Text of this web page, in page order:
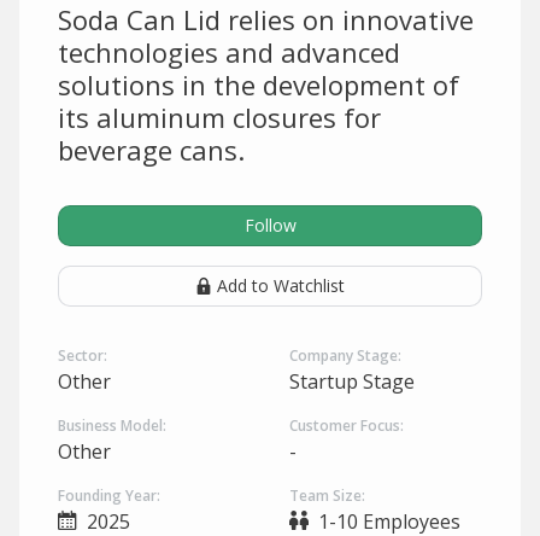
Soda Can Lid relies on innovative
technologies and advanced
solutions in the development of
its aluminum closures for
beverage cans.
Follow
Add to Watchlist
Sector:
Other
Company Stage:
Startup Stage
Business Model:
Other
Customer Focus:
-
Founding Year:
2025
Team Size:
1-10 Employees